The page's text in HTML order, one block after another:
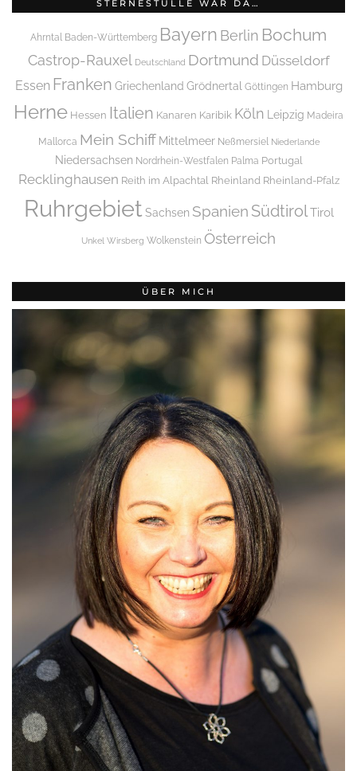
STERNESTULLE WAR DA…
Ahrntal Baden-Württemberg Bayern Berlin Bochum
Castrop-Rauxel Deutschland Dortmund Düsseldorf
Essen Franken Griechenland Grödnertal Göttingen Hamburg
Herne Hessen Italien Kanaren Karibik Köln Leipzig Madeira
Mallorca Mein Schiff Mittelmeer Neßmersiel Niederlande
Niedersachsen Nordrhein-Westfalen Palma Portugal
Recklinghausen Reith im Alpachtal Rheinland Rheinland-Pfalz
Ruhrgebiet Sachsen Spanien SüdtirolTirol
Unkel Wirsberg Wolkenstein Österreich
ÜBER MICH